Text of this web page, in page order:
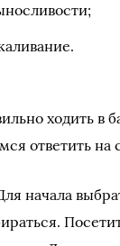
ходить в
ответить на
начала